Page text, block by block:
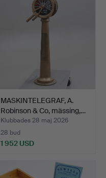
MASKINTELEGRAF, A.
Robinson & Co, mässing,…
Klubbades 28 maj 2026
28 bud
1 952 USD